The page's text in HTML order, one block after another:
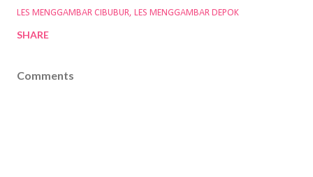
LES MENGGAMBAR CIBUBUR LES MENGGAMBAR DEPOK
SHARE
Comments